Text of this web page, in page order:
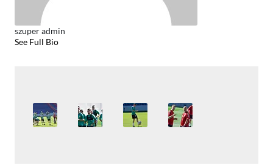
szuper admin
See Full Bio